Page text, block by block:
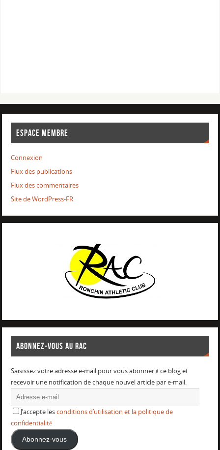
ESPACE MEMBRE
Connexion
Flux des publications
Flux des commentaires
Site de WordPress-FR
ABONNEZ-VOUS AU RAC
Saisissez votre adresse e-mail pour vous abonner à ce blog et
recevoir une notification de chaque nouvel article par e-mail.
J’accepte lesconditions d’utilisation et la politique de
confidentialité
Abonnez-vous